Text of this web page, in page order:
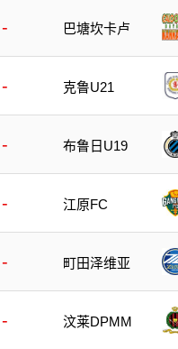
- 巴塘坎卡卢
- 克鲁U21
- 布鲁日U19
- 江原FC
- 町田泽维亚
- 汶莱DPMM